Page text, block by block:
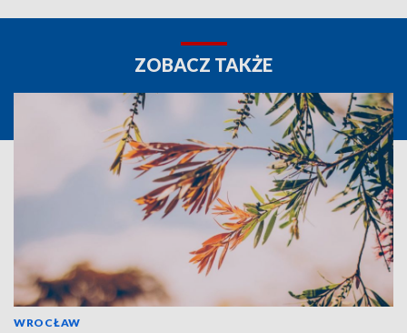
ZOBACZ TAKŻE
WROCŁAW